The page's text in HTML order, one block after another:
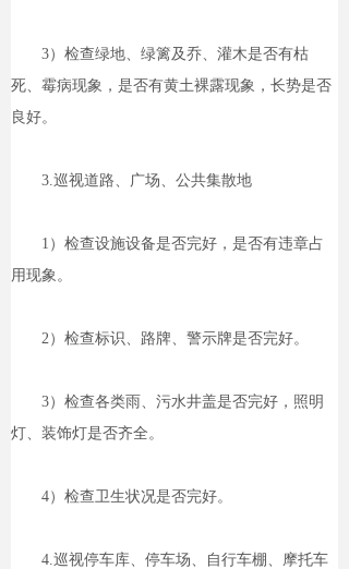
3）检查绿地、绿篱及乔、灌木是否有枯
死、霉病现象，是否有黄土裸露现象，长势是否
良好。
3.巡视道路、广场、公共集散地
1）检查设施设备是否完好，是否有违章占
用现象。
2）检查标识、路牌、警示牌是否完好。
3）检查各类雨、污水井盖是否完好，照明
灯、装饰灯是否齐全。
4）检查卫生状况是否完好。
4.巡视停车库、停车场、自行车棚、摩托车